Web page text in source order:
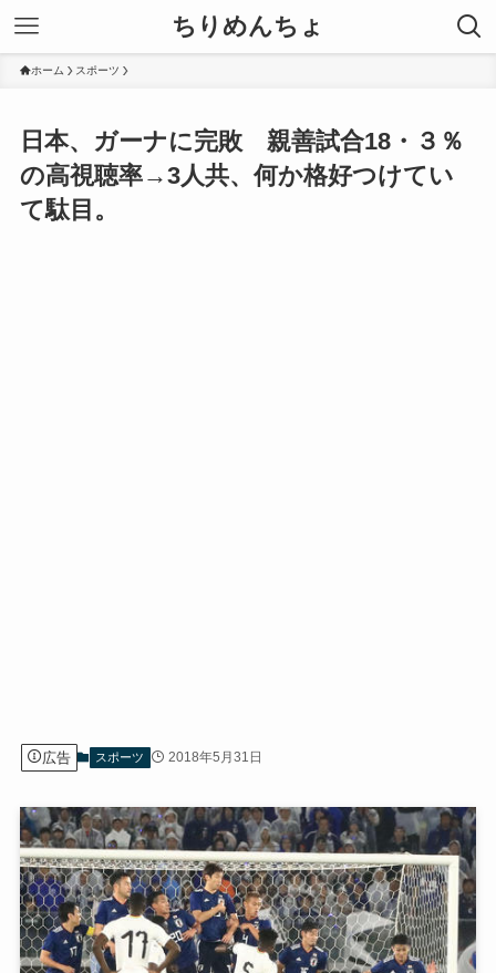
ちりめんちょ
ホーム スポーツ
日本、ガーナに完敗 親善試合18・３％
の高視聴率→3人共、何か格好つけてい
て駄目。
広告 スポーツ 2018年5月31日